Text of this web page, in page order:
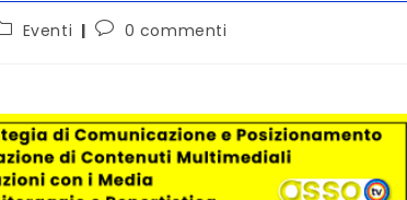
Eventi 0 commenti